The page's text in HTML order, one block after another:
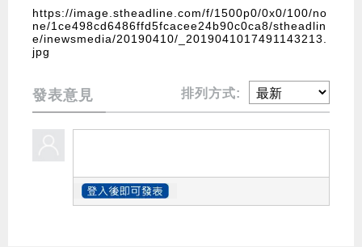
https://image.stheadline.com/f/1500p0/0x0/100/no
ne/1ce498cd6486ffd5fcacee24b90c0ca8/stheadlin
e/inewsmedia/20190410/_2019041017491143213.
jpg
發表意見 排列方式: